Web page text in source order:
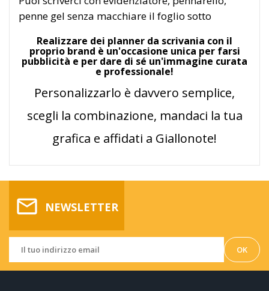
penne gel senza macchiare il foglio sotto
Realizzare dei planner da scrivania con il
proprio brand è un'occasione unica per farsi
pubblicità e per dare di sé un'immagine curata
e professionale!
Personalizzarlo è davvero semplice,
scegli la combinazione, mandaci la tua
grafica e affidati a Giallonote!
mail_outline NEWSLETTER